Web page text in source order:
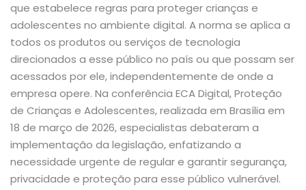
que estabelece regras para proteger crianças e
adolescentes no ambiente digital. A norma se aplica a
todos os produtos ou serviços de tecnologia
direcionados a esse público no país ou que possam ser
acessados por ele, independentemente de onde a
empresa opere. Na conferência ECA Digital, Proteção
de Crianças e Adolescentes, realizada em Brasília em
18 de março de 2026, especialistas debateram a
implementação da legislação, enfatizando a
necessidade urgente de regular e garantir segurança,
privacidade e proteção para esse público vulnerável.